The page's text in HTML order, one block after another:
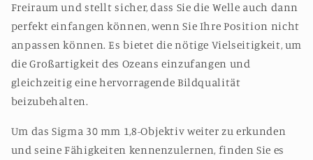
Freiraum und stellt sicher, dass Sie die Welle auch dann
perfekt einfangen können, wenn Sie Ihre Position nicht
anpassen können. Es bietet die nötige Vielseitigkeit, um
die Großartigkeit des Ozeans einzufangen und
gleichzeitig eine hervorragende Bildqualität
beizubehalten.
Um das Sigma 30 mm 1,8-Objektiv weiter zu erkunden
und seine Fähigkeiten kennenzulernen, finden Sie es